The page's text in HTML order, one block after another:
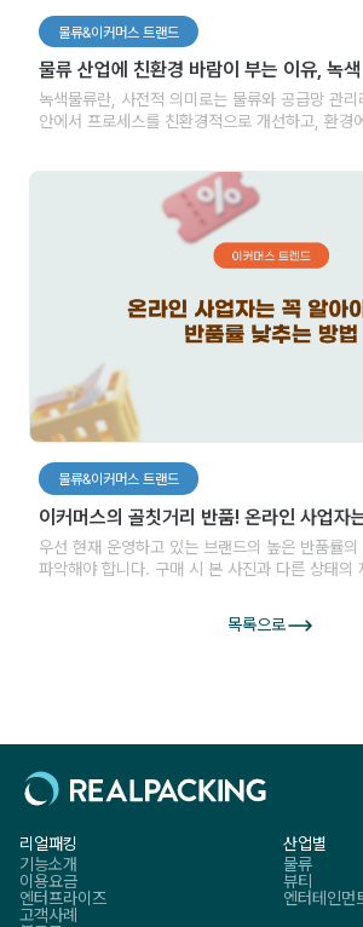
물류&이커머스 트랜드
물류 산업에 친환경 바람이 부는 이유, 녹
녹색물류란, 사전적 의미로는 물류와 공급망 관리
안에서 프로세스를 친환경적으로 개선하고, 환경
물류&이커머스 트랜드
이커머스의 골칫거리 반품! 온라인 사업자
반품률 낮추는 방법
우선 현재 운영하고 있는 브랜드의 높은 반품률의
파악해야 합니다. 구매 시 본 사진과 다른 상태의
때문입니다. 대표적인 원인에 따른 개선 방법에 대
목록으로
리얼패킹
기능소개
이용요금
엔터프라이즈
고객사례
산업별
물류
뷰티
엔터테인먼